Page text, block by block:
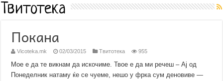
Твитотека
Покана
Vicoteka.mk 02/03/2015 Твитотека 955
Мое е да те викнам да искочиме. Твое е да ми речеш – Ај од
Понеделник натаму ќе се чуеме, нешо у фрка сум деновиве —